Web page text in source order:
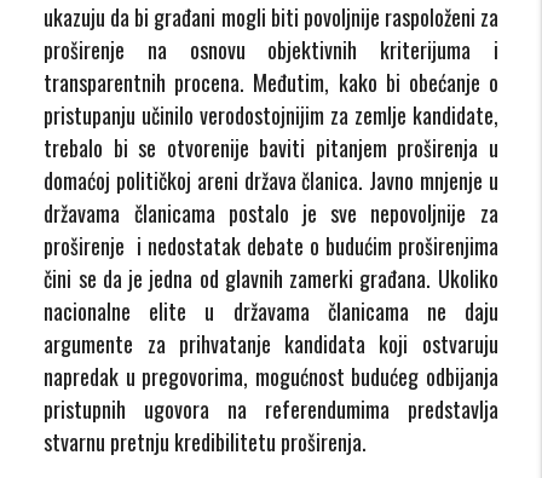
ukazuju da bi građani mogli biti povoljnije raspoloženi za
proširenje na osnovu objektivnih kriterijuma i
transparentnih procena. Međutim, kako bi obećanje o
pristupanju učinilo verodostojnijim za zemlje kandidate,
trebalo bi se otvorenije baviti pitanjem proširenja u
domaćoj političkoj areni država članica. Javno mnjenje u
državama članicama postalo je sve nepovoljnije za
proširenje i nedostatak debate o budućim proširenjima
čini se da je jedna od glavnih zamerki građana. Ukoliko
nacionalne elite u državama članicama ne daju
argumente za prihvatanje kandidata koji ostvaruju
napredak u pregovorima, mogućnost budućeg odbijanja
pristupnih ugovora na referendumima predstavlja
stvarnu pretnju kredibilitetu proširenja.